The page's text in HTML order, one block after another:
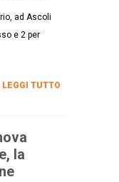
ad Ascoli
e 2 per
LEGGI TUTTO
la